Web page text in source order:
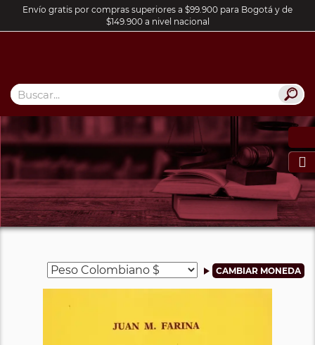
Envío gratis por compras superiores a $99.900 para Bogotá y de
$149.900 a nivel nacional
